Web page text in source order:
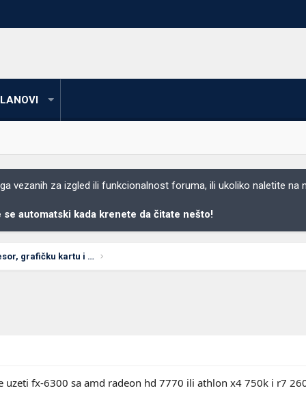
vezanih za izgled ili funkcionalnost foruma, ili ukoliko naletite na
se automatski kada krenete da čitate nešto!
Koju matičnu ploču, procesor, grafičku kartu i RAM
uzeti fx-6300 sa amd radeon hd 7770 ili athlon x4 750k i r7